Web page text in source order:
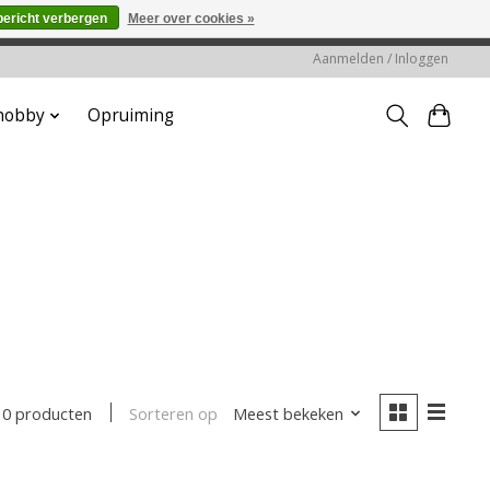
Aanmelden / Inloggen
Opruiming
0 producten Sorteren op Meest bekeken
verbergen Meer over cookies »
gehonoreerd of verwerkt.